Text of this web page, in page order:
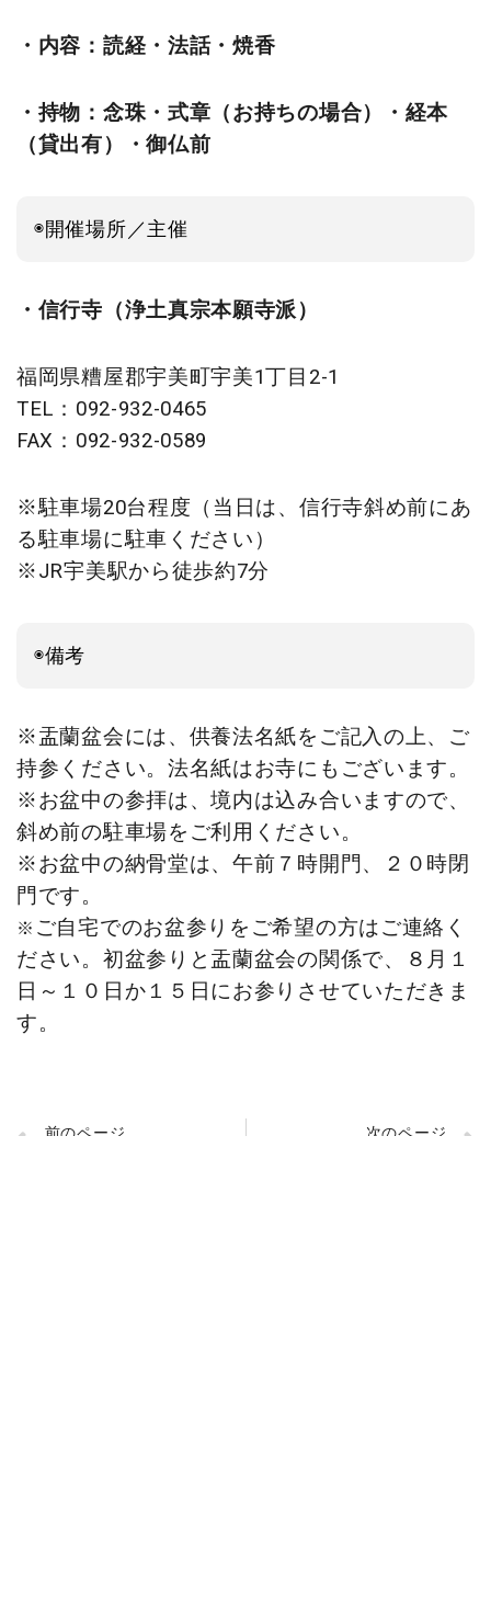
・内容：読経・法話・焼香
・持物：念珠・式章（お持ちの場合）・経本
（貸出有）・御仏前
◉開催場所／主催
・信行寺（浄土真宗本願寺派）
福岡県糟屋郡宇美町宇美1丁目2-1
TEL：092-932-0465
FAX：092-932-0589
※駐車場20台程度（当日は、信行寺斜め前にあ
る駐車場に駐車ください）
※JR宇美駅から徒歩約7分
◉備考
※盂蘭盆会には、供養法名紙をご記入の上、ご
持参ください。法名紙はお寺にもございます。
※お盆中の参拝は、境内は込み合いますので、
斜め前の駐車場をご利用ください。
※お盆中の納骨堂は、午前７時開門、２０時閉
門です。
※ ご自宅でのお盆参りをご希望の方はご連絡く
ださい。 初盆参りと盂蘭盆会の関係で、８月１
日～１０日か１５日にお参りさせていただきま
す。
前のページ
次のページ